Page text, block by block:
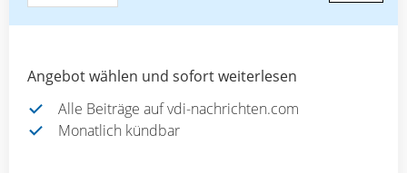
Angebot wählen und sofort weiterlesen
Alle Beiträge auf vdi-nachrichten.com
Monatlich kündbar